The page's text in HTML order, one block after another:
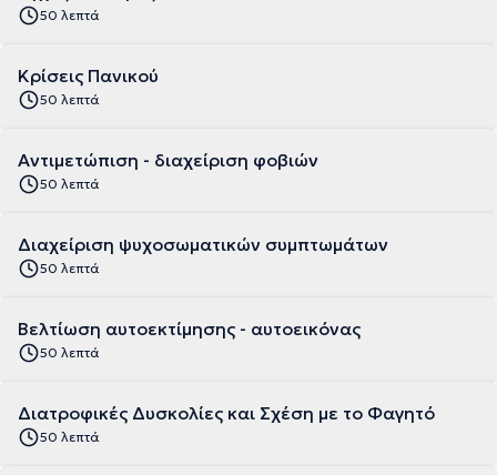
50 λεπτά
Κρίσεις Πανικού
50 λεπτά
Αντιμετώπιση - διαχείριση φοβιών
50 λεπτά
Διαχείριση ψυχοσωματικών συμπτωμάτων
50 λεπτά
Βελτίωση αυτοεκτίμησης - αυτοεικόνας
50 λεπτά
Διατροφικές Δυσκολίες και Σχέση με το Φαγητό
50 λεπτά